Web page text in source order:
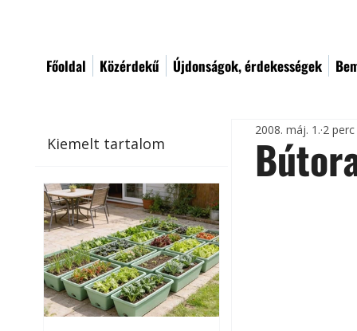
Főoldal Közérdekű Újdonságok, érdekességek
Kiemelt tartalom
2008. máj. 1. 2